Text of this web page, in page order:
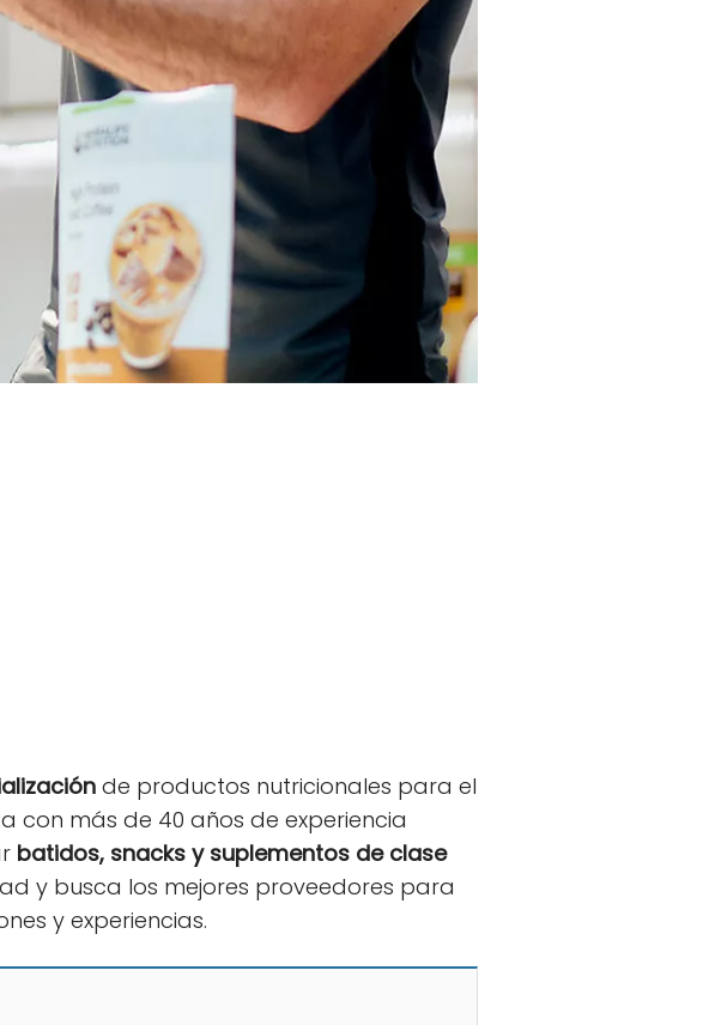
de productos nutricionales para el
con más de 40 años de experiencia
batidos, snacks y suplementos de clase
y busca los mejores proveedores para
y experiencias.